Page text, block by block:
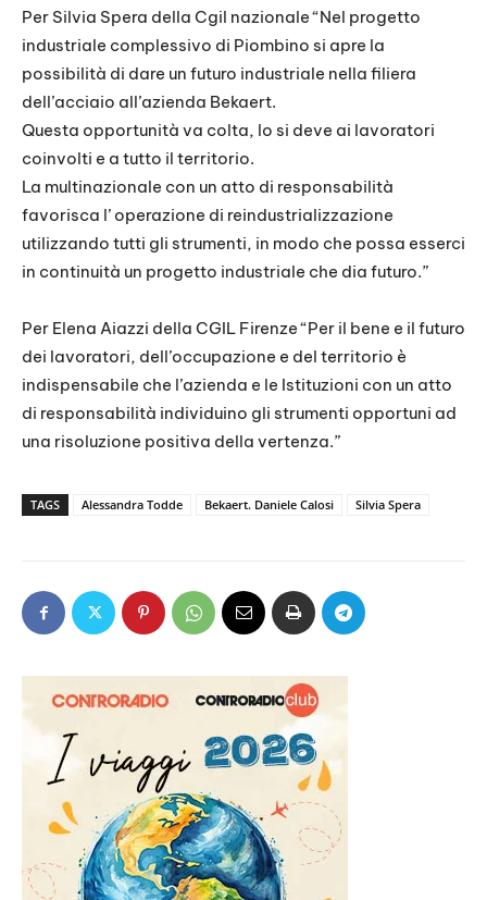
Per Silvia Spera della Cgil nazionale “Nel progetto
industriale complessivo di Piombino si apre la
possibilità di dare un futuro industriale nella filiera
dell’acciaio all’azienda Bekaert.
Questa opportunità va colta, lo si deve ai lavoratori
coinvolti e a tutto il territorio.
La multinazionale con un atto di responsabilità
favorisca l’ operazione di reindustrializzazione
utilizzando tutti gli strumenti, in modo che possa esserci
in continuità un progetto industriale che dia futuro.”
Per Elena Aiazzi della CGIL Firenze “Per il bene e il futuro
dei lavoratori, dell’occupazione e del territorio è
indispensabile che l’azienda e le Istituzioni con un atto
di responsabilità individuino gli strumenti opportuni ad
una risoluzione positiva della vertenza.”
TAGS Alessandra Todde Bekaert. Daniele Calosi Silvia Spera